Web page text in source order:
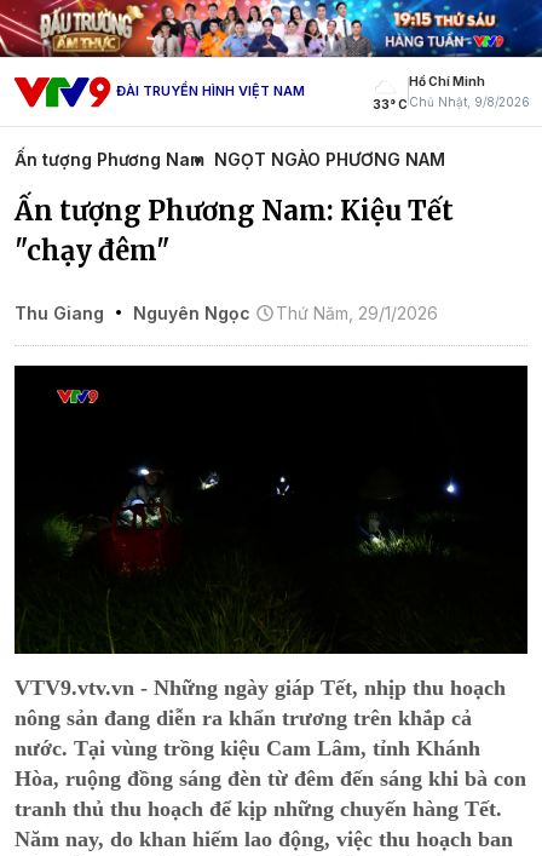
ĐÀI TRUYỀN HÌNH VIỆT NAM
33° C
Hồ Chí Minh
Chủ Nhật, 9/8/2026
Ấn tượng Phương Nam NGỌT NGÀO PHƯƠNG NAM
Ấn tượng Phương Nam: Kiệu Tết
"chạy đêm"
Thu Giang Nguyên Ngọc Thứ Năm, 29/1/2026
VTV9.vtv.vn - Những ngày giáp Tết, nhịp thu hoạch
nông sản đang diễn ra khẩn trương trên khắp cả
nước. Tại vùng trồng kiệu Cam Lâm, tỉnh Khánh
Hòa, ruộng đồng sáng đèn từ đêm đến sáng khi bà con
tranh thủ thu hoạch để kịp những chuyến hàng Tết.
Năm nay, do khan hiếm lao động, việc thu hoạch ban